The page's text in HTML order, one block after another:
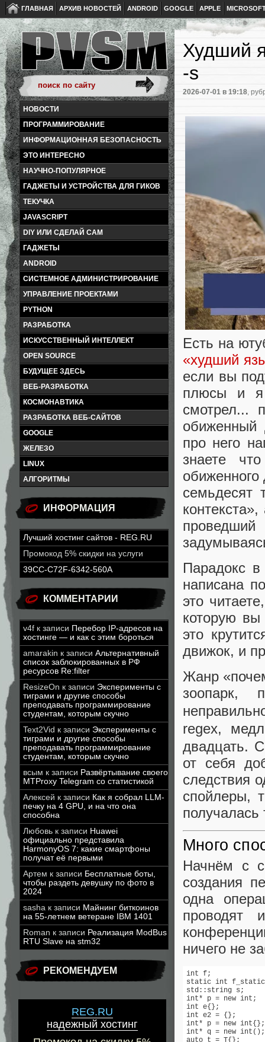
ГЛАВНАЯ АРХИВ НОВОСТЕЙ ANDROID GOOGLE APPLE
НОВОСТИ
ПРОГРАММИРОВАНИЕ
ИНФОРМАЦИОННАЯ БЕЗОПАСНОСТЬ
ЭТО ИНТЕРЕСНО
НАУЧНО-ПОПУЛЯРНОЕ
ГАДЖЕТЫ И УСТРОЙСТВА ДЛЯ ГИКОВ
ТЕКУЧКА
JAVASCRIPT
DIY ИЛИ СДЕЛАЙ САМ
ГАДЖЕТЫ
ANDROID
СИСТЕМНОЕ АДМИНИСТРИРОВАНИЕ
УПРАВЛЕНИЕ ПРОЕКТАМИ
PYTHON
РАЗРАБОТКА
ИСКУССТВЕННЫЙ ИНТЕЛЛЕКТ
OPEN SOURCE
БУДУЩЕЕ ЗДЕСЬ
ВЕБ-РАЗРАБОТКА
КОСМОНАВТИКА
РАЗРАБОТКА ВЕБ-САЙТОВ
GOOGLE
ЖЕЛЕЗО
LINUX
АЛГОРИТМЫ
ИНФОРМАЦИЯ
Лучший хостинг сайтов - REG.RU
Промокод 5% скидки на услуги
39CC-C72F-6342-560A
КОММЕНТАРИИ
v4f к записи Перебор IP-адресов на
хостинге — и как с этим бороться
amarakin к записи Альтернативный
список заблокированных в РФ
ресурсов Re:filter
ResizeOn к записи Эксперименты с
тиграми и другие способы
преподавать программирование
студентам, которым скучно
Text2Vid к записи Эксперименты с
тиграми и другие способы
преподавать программирование
студентам, которым скучно
всым к записи Развёртывание своего
MTProxy Telegram со статистикой
Алексей к записи Как я собрал LLM-
печку на 4 GPU, и на что она
способна
Любовь к записи Huawei
официально представила
HarmonyOS 7: какие смартфоны
получат её первыми
Артем к записи Бесплатные боты,
чтобы раздеть девушку по фото в
2024
sasha к записи Майнинг биткоинов
на 55-летнем ветеране IBM 1401
Roman к записи Реализация ModBus
RTU Slave на stm32
РЕКОМЕНДУЕМ
REG.RU
надежный хостинг
Худший
-s
2026-07-01 в 19:18,
Есть на
«худший
если вы
плюсы и я
смотрел...
про него
знаете
обиженного
семьдесят
Парадокс
написана
это
которую вы
это
движок, и
Жанр
зоопарк,
regex,
двадцать.
от себя
следствия
спойлеры,
получалась
Много
Начнём с
создания
одна
проводят
ничего не
int f;
static int f_static;
std::string s;
int* p = new int;
int e{};
int e2 = {};
int* p = new
int* q = new